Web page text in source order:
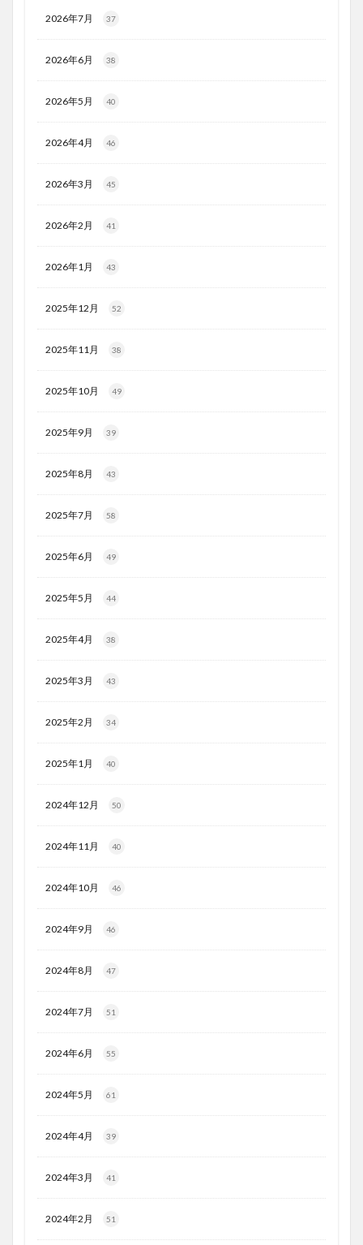
2026年7月 37
2026年6月 38
2026年5月 40
2026年4月 46
2026年3月 45
2026年2月 41
2026年1月 43
2025年12月 52
2025年11月 38
2025年10月 49
2025年9月 39
2025年8月 43
2025年7月 58
2025年6月 49
2025年5月 44
2025年4月 38
2025年3月 43
2025年2月 34
2025年1月 40
2024年12月 50
2024年11月 40
2024年10月 46
2024年9月 46
2024年8月 47
2024年7月 51
2024年6月 55
2024年5月 61
2024年4月 39
2024年3月 41
2024年2月 51